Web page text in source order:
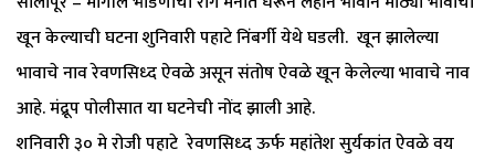
खून केल्याची घटना शुनिवारी पहाटे निंबर्गी येथे घडली. खून झालेल्या
भावाचे नाव रेवणसिध्द ऐवळे असून संतोष ऐवळे खून केलेल्या भावाचे नाव
आहे. मंद्रूप पोलीसात या घटनेची नोंद झाली आहे.
शनिवारी ३० मे रोजी पहाटे रेवणसिध्द ऊर्फ महांतेश सुर्यकांत ऐवळे वय